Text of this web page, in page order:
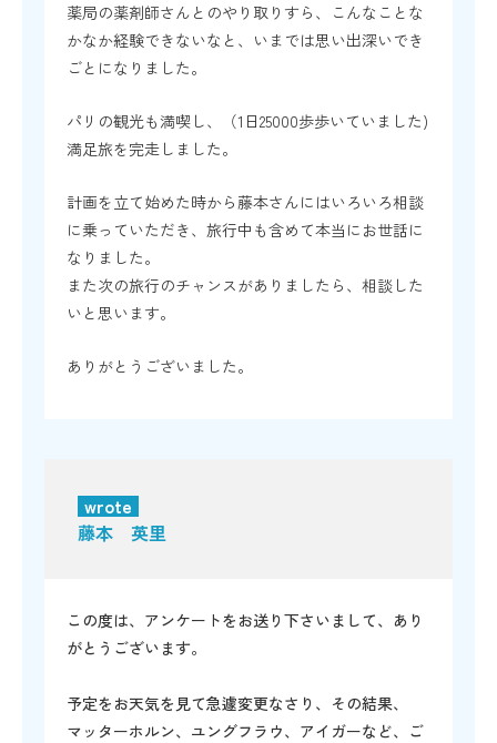
薬局の薬剤師さんとのやり取りすら、こんなことな
かなか経験できないなと、いまでは思い出深いでき
ごとになりました。
パリの観光も満喫し、（1日25000歩歩いていました)
満足旅を完走しました。
計画を立て始めた時から藤本さんにはいろいろ相談
に乗っていただき、旅行中も含めて本当にお世話に
なりました。
また次の旅行のチャンスがありましたら、相談した
いと思います。
ありがとうございました。
wrote
藤本 英里
この度は、アンケートをお送り下さいまして、あり
がとうございます。
予定をお天気を見て急遽変更なさり、その結果、
マッターホルン、ユングフラウ、アイガーなど、ご